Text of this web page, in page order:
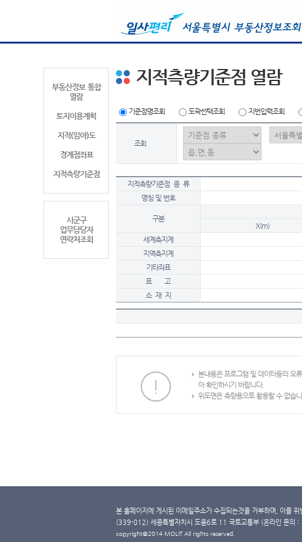
부동산정보 통합
열람
토지이용계획
지적(임야)도
경계점좌표
지적측량기준점
시군구
업무담당자
연락처조회
지적측량기준점 열람
기준점명조회 도곽선택조회 지번입력조회
조회
지적측량기준점 종 류
명칭 및 번호
구분
X(m)
세계측지계
지역측지계
기타좌표
표 고
소 재 지
본내용은 프로그램 및 데이타등의 오
아 확인하시기 바랍니다.
위도면은 측량용으로 활용할 수 없습
본 홈페이지에 게시된 이메일주소가 수집되는것을 거부하며, 이를
(339-012) 세종특별자치시 도움6로 11 국토교통부 (온라인 문
copyright@2014 MOLIT All rights reserved.